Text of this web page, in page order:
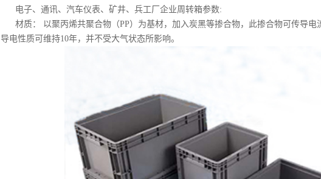
电子、通讯、汽车仪表、矿井、兵工厂企业周转箱参数:
材质： 以聚丙烯共聚合物（PP）为基材，加入炭黑等掺合物，此掺合物可传导
导电性质可维持10年，并不受大气状态所影响。